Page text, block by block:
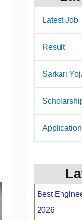
Latest Job
Result
Sarkari
Best
2026